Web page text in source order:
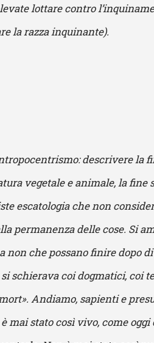
lottare contro
la razza inquinante).
descrivere la
vegetale e animale, la fine
escatologia che non
permanenza delle cose. Si
non che possano finire dopo
schierava coi dogmatici, coi
Andiamo, sapienti e
mai stato così vivo, come oggi